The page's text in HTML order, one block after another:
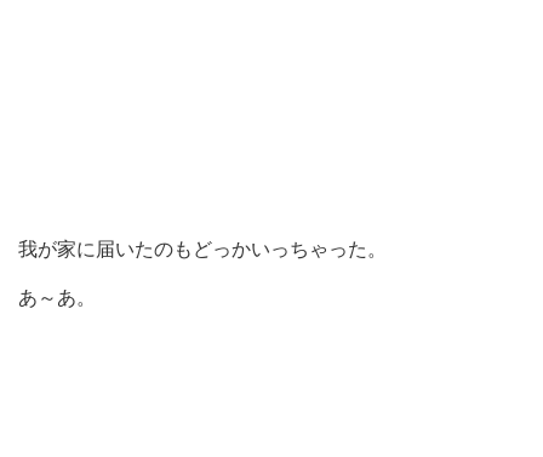
我が家に届いたのもどっかいっちゃった。
あ～あ。